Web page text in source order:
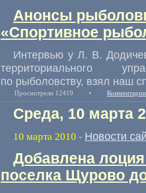
Анонсы
«Спортивное
Интервью у Л. В.
территориального
по рыболовству, взял наш
Просмотрели 12419 •
Среда, 10 марта
10 марта 2010 - Новости
Добавлена лоция
поселка Щурово